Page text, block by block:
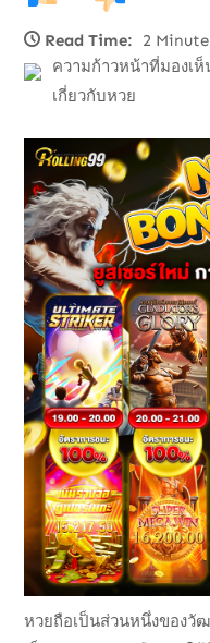
Read Time:
2
ความก้าวหน้าที่มองเ
เกี่ยวกับหวย
หวยถือเป็นส่วนหนึ่งของวั